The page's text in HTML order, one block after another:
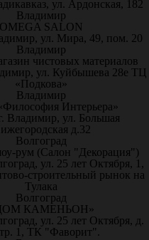
ул. Ардонская, 182
Владимир
OMEGA SALON
ул. Мира, 49, пом. 20
Владимир
чистовых материалов
ул. Куйбышева 28е ТЦ
«Подкова»
Владимир
Интерьера»
Владимир, ул. Большая
д.32
Волгоград
рум (Салон "Декорация")
ул. 25 лет Октября, 1,
строительный рынок на
Тулака
Волгоград
КАМЕНЬОН»
ул. 25 лет Октября, д.
1, ТК "Фаворит".